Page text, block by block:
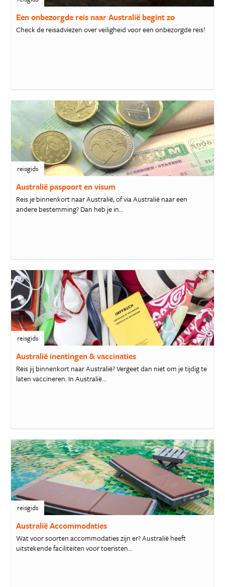
Een onbezorgde reis naar Australië begint zo
Check de reisadviezen over veiligheid voor een onbezorgde reis!
reisgids
Australië paspoort en visum
Reis je binnenkort naar Australië, of via Australië naar een
andere bestemming? Dan heb je in...
reisgids
Australië inentingen & vaccinaties
Reis jij binnenkort naar Australië? Vergeet dan niet om je tijdig te
laten vaccineren. In Australië...
reisgids
Australië Accommodaties
Wat voor soorten accommodaties zijn er? Australië heeft
uitstekende faciliteiten voor toeristen...